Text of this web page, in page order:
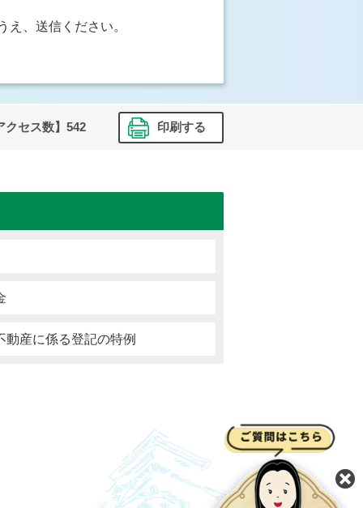
、送信ください。
クセス数】 542 印刷する
産に係る登記の特例